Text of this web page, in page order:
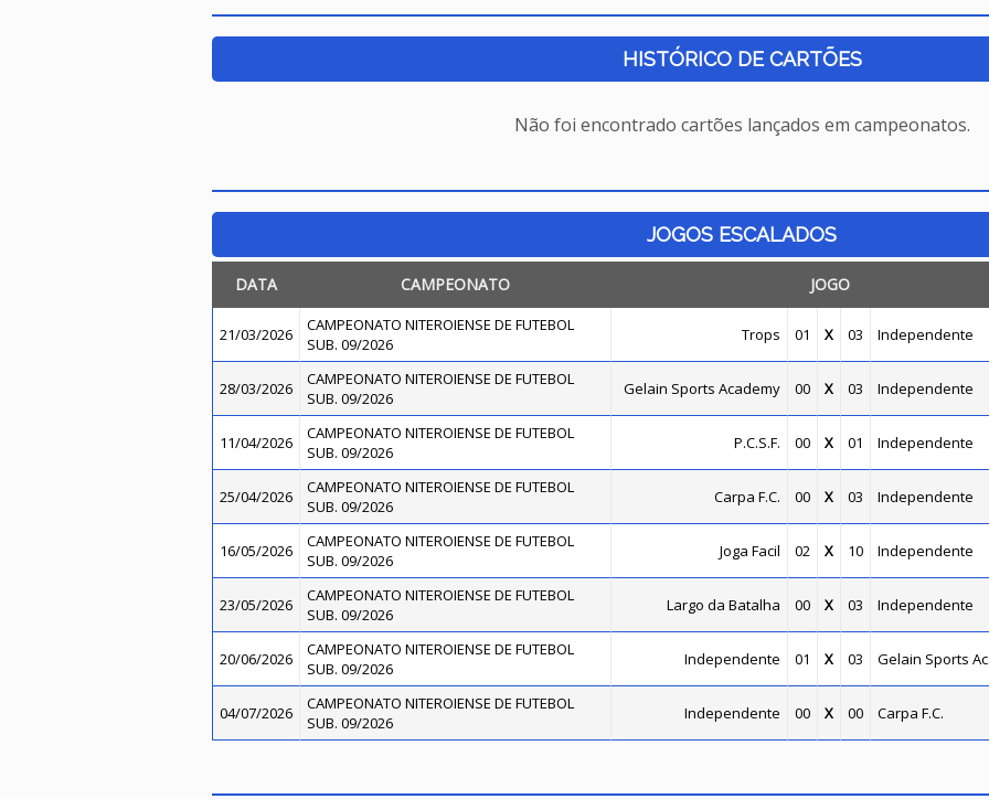
HISTÓRICO DE CARTÕES
Não foi encontrado cartões lançados em campeonatos.
JOGOS ESCALADOS
DATA CAMPEONATO JOGO
21/03/2026
CAMPEONATO NITEROIENSE DE FUTEBOL
SUB. 09/2026
Trops 01 X 03 Independente
28/03/2026
CAMPEONATO NITEROIENSE DE FUTEBOL
SUB. 09/2026
Gelain Sports Academy 00 X 03 Independente
11/04/2026
CAMPEONATO NITEROIENSE DE FUTEBOL
SUB. 09/2026
P.C.S.F. 00 X 01 Independente
25/04/2026
CAMPEONATO NITEROIENSE DE FUTEBOL
SUB. 09/2026
Carpa F.C. 00 X 03 Independente
16/05/2026
CAMPEONATO NITEROIENSE DE FUTEBOL
SUB. 09/2026
Joga Facil 02 X 10 Independente
23/05/2026
CAMPEONATO NITEROIENSE DE FUTEBOL
SUB. 09/2026
Largo da Batalha 00 X 03 Independente
20/06/2026
CAMPEONATO NITEROIENSE DE FUTEBOL
SUB. 09/2026
Independente 01 X 03 Gelain Sports
04/07/2026
CAMPEONATO NITEROIENSE DE FUTEBOL
SUB. 09/2026
Independente 00 X 00 Carpa F.C.